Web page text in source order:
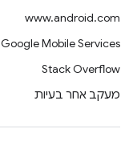
www.android.com
Google Mobile Services
Stack Overflow
מעקב אחר בעיות